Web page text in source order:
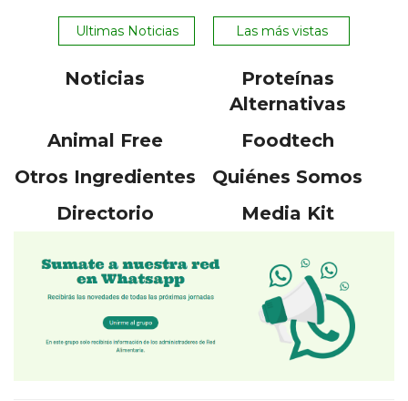
Ultimas Noticias Las más vistas
Noticias
Proteínas
Alternativas
Animal Free
Foodtech
Otros Ingredientes
Quiénes Somos
Directorio
Media Kit